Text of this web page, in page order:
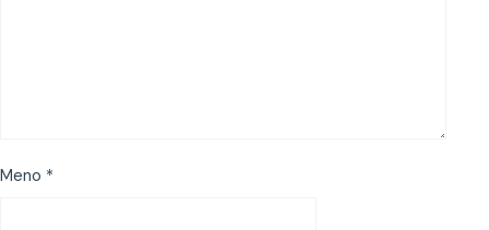
Meno *